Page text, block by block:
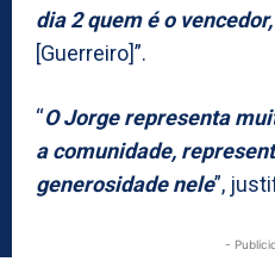
dia 2 quem é o
[Guerreiro]”.
“O Jorge representa
a comunidade,
generosidade nele”,
-